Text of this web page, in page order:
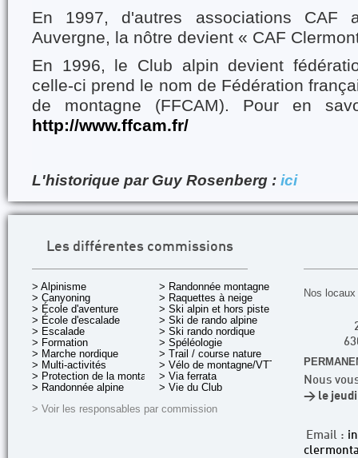
En 1997, d'autres associations CAF
Auvergne, la nôtre devient « CAF
En 1996, le Club alpin devient
celle-ci prend le nom de Fédération
de montagne (FFCAM). Pour en
http://www.ffcam.fr/
L'historique par Guy Rosenberg : ici
Les différentes commissions
> Alpinisme
> Canyoning
> École d'aventure
> École d'escalade
> Escalade
> Formation
> Marche nordique
> Multi-activités
> Protection de la montagne
> Randonnée alpine
> Randonnée montagne
> Raquettes à neige
> Ski alpin et hors piste
> Ski de rando alpine
> Ski rando nordique
> Spéléologie
> Trail / course nature
> Vélo de montagne/VTT
> Via ferrata
> Vie du Club
> Voir les responsables par commission
Nos
Nous
> le jeudi
Email :